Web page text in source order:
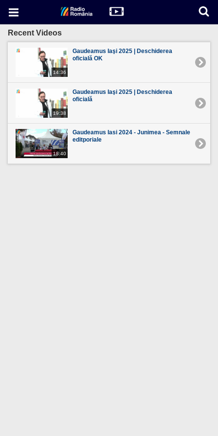
Recent Videos
14:36
Gaudeamus Iaşi 2025 | Deschiderea
oficială OK
19:38
Gaudeamus Iaşi 2025 | Deschiderea
oficială
18:40
Gaudeamus Iasi 2024 - Junimea - Semnale
editporiale